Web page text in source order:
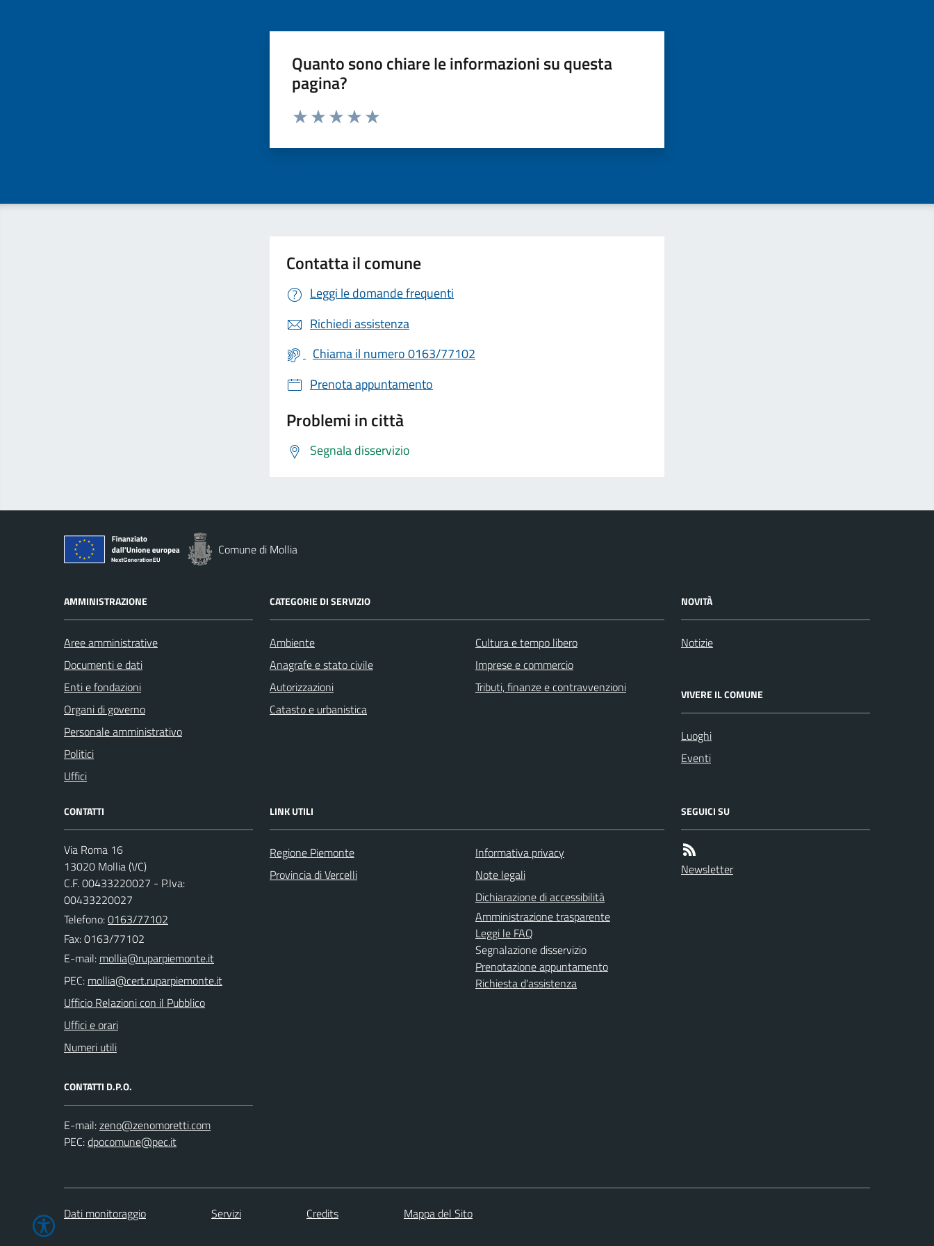
Quanto sono chiare le informazioni su questa
pagina?
Valuta da 1 a 5 stelle la pagina
Contatta il comune
Leggi le domande frequenti
Richiedi assistenza
Chiama il numero 0163/77102
Prenota appuntamento
Problemi in città
Segnala disservizio
Comune di Mollia
AMMINISTRAZIONE
Aree amministrative
Documenti e dati
Enti e fondazioni
Organi di governo
Personale amministrativo
Politici
Uffici
CATEGORIE DI SERVIZIO
Ambiente
Anagrafe e stato civile
Autorizzazioni
Catasto e urbanistica
Cultura e tempo libero
Imprese e commercio
Tributi, finanze e contravvenzioni
NOVITÀ
Notizie
VIVERE IL COMUNE
Luoghi
Eventi
CONTATTI
Via Roma 16
13020 Mollia (VC)
C.F. 00433220027 - P.Iva:
00433220027
Telefono:0163/77102
Fax: 0163/77102
E-mail:
PEC:
Ufficio Relazioni con il Pubblico
Uffici e orari
Numeri utili
CONTATTI D.P.O.
E-mail:
PEC:
LINK UTILI
Regione Piemonte
Provincia di Vercelli
Informativa privacy
Note legali
Dichiarazione di accessibilità
Amministrazione trasparente
Leggi le FAQ
Segnalazione disservizio
Prenotazione appuntamento
Richiesta d'assistenza
SEGUICI SU
Newsletter
Dati monitoraggio Servizi Credits Mappa del Sito